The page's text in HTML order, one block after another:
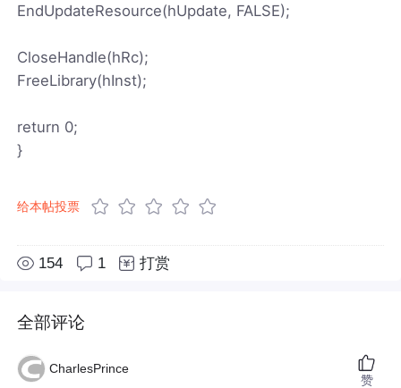
EndUpdateResource(hUpdate, FALSE);
CloseHandle(hRc);
FreeLibrary(hInst);
return 0;
}
给本帖投票
154 1 打赏
全部评论
CharlesPrince
赞